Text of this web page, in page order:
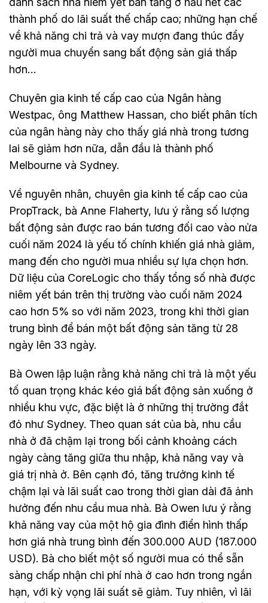
thành phố do lãi suất thế chấp cao; những hạn chế
về khả năng chi trả và vay mượn đang thúc đẩy
người mua chuyển sang bất động sản giá thấp
hơn…
Chuyên gia kinh tế cấp cao của Ngân hàng
Westpac, ông Matthew Hassan, cho biết phân tích
của ngân hàng này cho thấy giá nhà trong tương
lai sẽ giảm hơn nữa, dẫn đầu là thành phố
Melbourne và Sydney.
Về nguyên nhân, chuyên gia kinh tế cấp cao của
PropTrack, bà Anne Flaherty, lưu ý rằng số lượng
bất động sản được rao bán tương đối cao vào nửa
cuối năm 2024 là yếu tố chính khiến giá nhà giảm,
mang đến cho người mua nhiều sự lựa chọn hơn.
Dữ liệu của CoreLogic cho thấy tổng số nhà được
niêm yết bán trên thị trường vào cuối năm 2024
cao hơn 5% so với năm 2023, trong khi thời gian
trung bình để bán một bất động sản tăng từ 28
ngày lên 33 ngày.
Bà Owen lập luận rằng khả năng chi trả là một yếu
tố quan trọng khác kéo giá bất động sản xuống ở
nhiều khu vực, đặc biệt là ở những thị trường đắt
đỏ như Sydney. Theo quan sát của bà, nhu cầu
nhà ở đã chậm lại trong bối cảnh khoảng cách
ngày càng tăng giữa thu nhập, khả năng vay và
giá trị nhà ở. Bên cạnh đó, tăng trưởng kinh tế
chậm lại và lãi suất cao trong thời gian dài đã ảnh
hưởng đến nhu cầu mua nhà. Bà Owen lưu ý rằng
khả năng vay của một hộ gia đình điển hình thấp
hơn giá nhà trung bình đến 300.000 AUD (187.000
USD). Bà cho biết một số người mua có thể sẵn
sàng chấp nhận chi phí nhà ở cao hơn trong ngắn
hạn, với kỳ vọng lãi suất sẽ giảm. Tuy nhiên, vì lãi